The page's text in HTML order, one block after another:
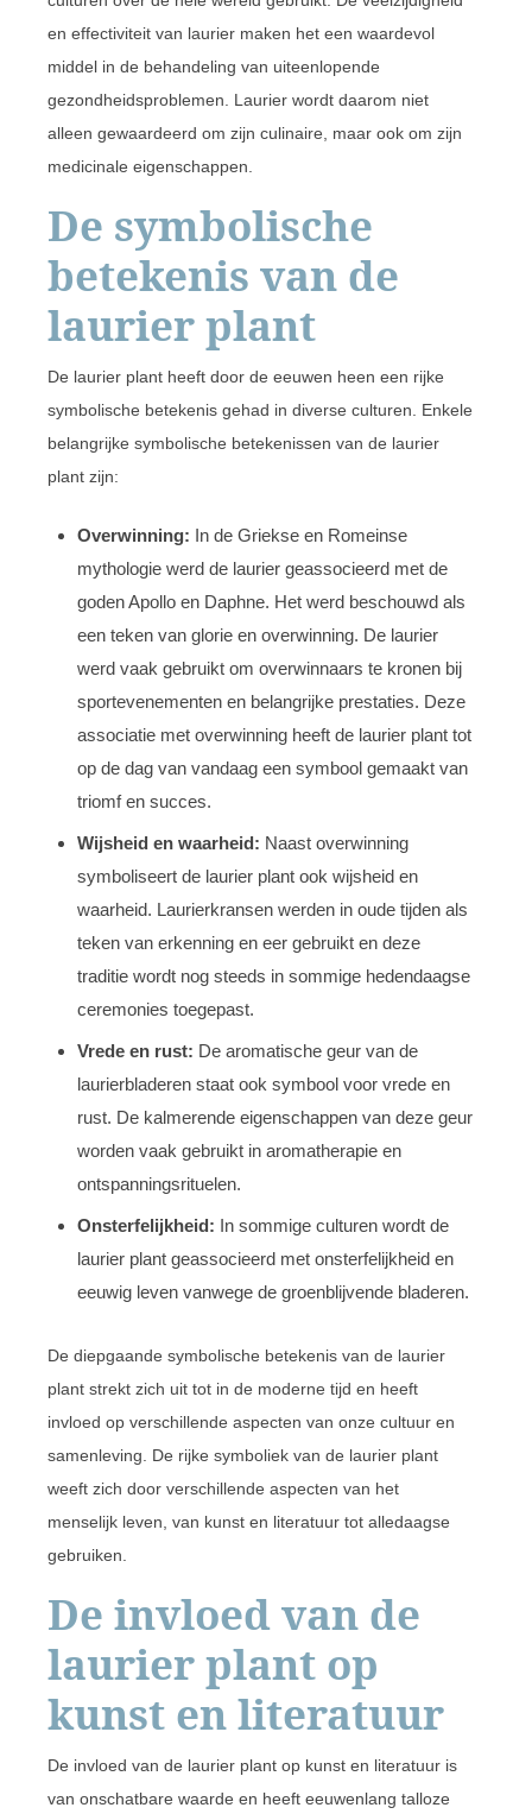
en effectiviteit van laurier maken het een waardevol
middel in de behandeling van uiteenlopende
gezondheidsproblemen. Laurier wordt daarom niet
alleen gewaardeerd om zijn culinaire, maar ook om zijn
medicinale eigenschappen.
De symbolische
betekenis van de
laurier plant
De laurier plant heeft door de eeuwen heen een rijke
symbolische betekenis gehad in diverse culturen. Enkele
belangrijke symbolische betekenissen van de laurier
plant zijn:
Overwinning: In de Griekse en Romeinse
mythologie werd de laurier geassocieerd met de
goden Apollo en Daphne. Het werd beschouwd als
een teken van glorie en overwinning. De laurier
werd vaak gebruikt om overwinnaars te kronen bij
sportevenementen en belangrijke prestaties. Deze
associatie met overwinning heeft de laurier plant tot
op de dag van vandaag een symbool gemaakt van
triomf en succes.
Wijsheid en waarheid: Naast overwinning
symboliseert de laurier plant ook wijsheid en
waarheid. Laurierkransen werden in oude tijden als
teken van erkenning en eer gebruikt en deze
traditie wordt nog steeds in sommige hedendaagse
ceremonies toegepast.
Vrede en rust: De aromatische geur van de
laurierbladeren staat ook symbool voor vrede en
rust. De kalmerende eigenschappen van deze geur
worden vaak gebruikt in aromatherapie en
ontspanningsrituelen.
Onsterfelijkheid: In sommige culturen wordt de
laurier plant geassocieerd met onsterfelijkheid en
eeuwig leven vanwege de groenblijvende bladeren.
De diepgaande symbolische betekenis van de laurier
plant strekt zich uit tot in de moderne tijd en heeft
invloed op verschillende aspecten van onze cultuur en
samenleving. De rijke symboliek van de laurier plant
weeft zich door verschillende aspecten van het
menselijk leven, van kunst en literatuur tot alledaagse
gebruiken.
De invloed van de
laurier plant op
kunst en literatuur
De invloed van de laurier plant op kunst en literatuur is
van onschatbare waarde en heeft eeuwenlang talloze